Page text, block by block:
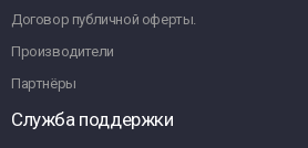
Договор публичной оферты.
Производители
Партнёры
Служба поддержки